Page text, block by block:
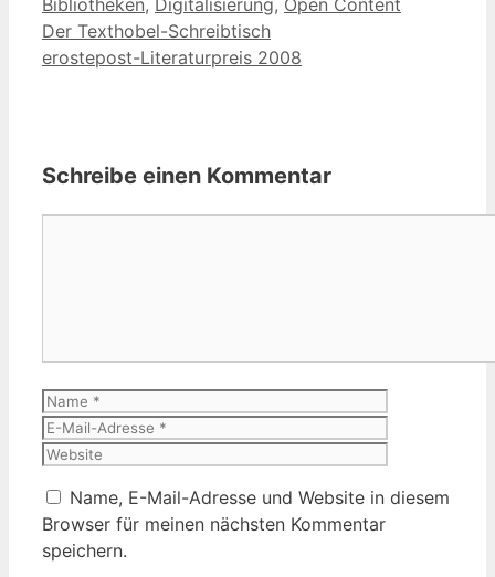
Der Texthobel-Schreibtisch
erostepost-Literaturpreis 2008
Schreibe einen Kommentar
Name
Name, E-Mail-Adresse und Website in diesem
Browser für meinen nächsten Kommentar
speichern.